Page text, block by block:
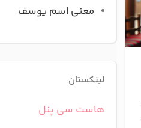
معنی اسم آرشام در
«فردی بسیار نیرومند»
معنی اسم یوسف
لینکستان
هاست سی پنل